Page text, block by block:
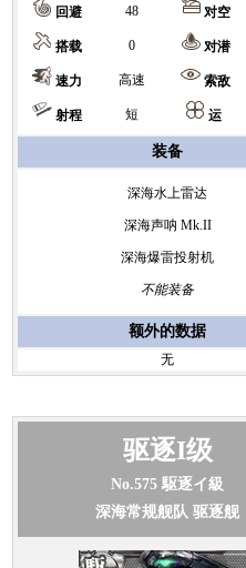
回避 48 对空
搭载 0 对潜
速力 高速 索敌
射程 短 运
装备
深海水上雷达
深海声呐 Mk.II
深海爆雷投射机
不能装备
额外的数据
无
驱逐I级
No.575 駆逐イ級
深海常规舰队 驱逐舰